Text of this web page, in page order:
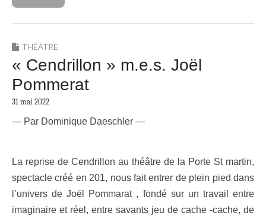
THÉÂTRE
« Cendrillon » m.e.s. Joël
Pommerat
31 mai 2022
— Par Dominique Daeschler —
La reprise de Cendrillon au théâtre de la Porte St martin,
spectacle créé en 201, nous fait entrer de plein pied dans
l’univers de Joël Pommarat , fondé sur un travail entre
imaginaire et réel, entre savants jeu de cache -cache, de